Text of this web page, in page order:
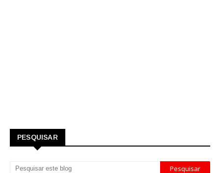
PESQUISAR